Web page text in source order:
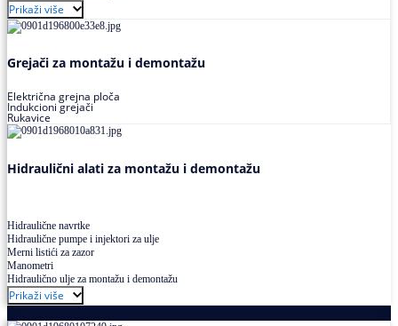
Prikaži više
Grejači za montažu i demontažu
Električna grejna ploča
Indukcioni grejači
Rukavice
Hidraulični alati za montažu i demontažu
Hidraulične navrtke
Hidraulične pumpe i injektori za ulje
Merni listići za zazor
Manometri
Hidraulično ulje za montažu i demontažu
Prikaži više